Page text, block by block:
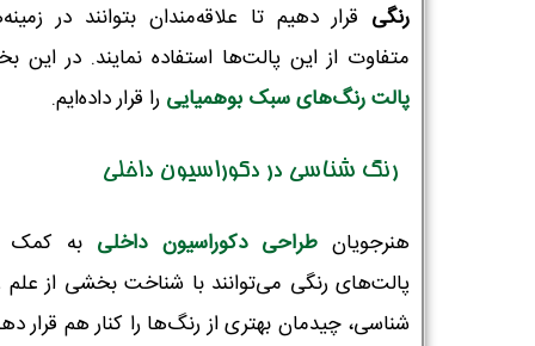
رنگی قرار دهیم تا علاقه‌مندان بتوانند در
متفاوت از این پالت‌ها استفاده نمایند. در این
پالت‌ رنگ‌های سبک بوهمیایی را قرار داده‌ایم.
رنگ شناسی در دکوراسیون داخلی
هنرجویان طراحی دکوراسیون داخلی به کمک
پالت‌های رنگی می‌توانند با شناخت بخشی از
شناسی، چیدمان بهتری از رنگ‌ها را کنار هم قرار